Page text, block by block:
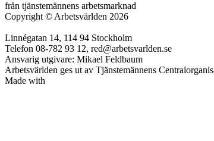
från tjänstemännens arbetsmarknad
Copyright © Arbetsvärlden 2026
Linnégatan 14, 114 94 Stockholm
Telefon 08-782 93 12, red@arbetsvarlden.se
Ansvarig utgivare: Mikael Feldbaum
Arbetsvärlden ges ut av Tjänstemännens
Made with